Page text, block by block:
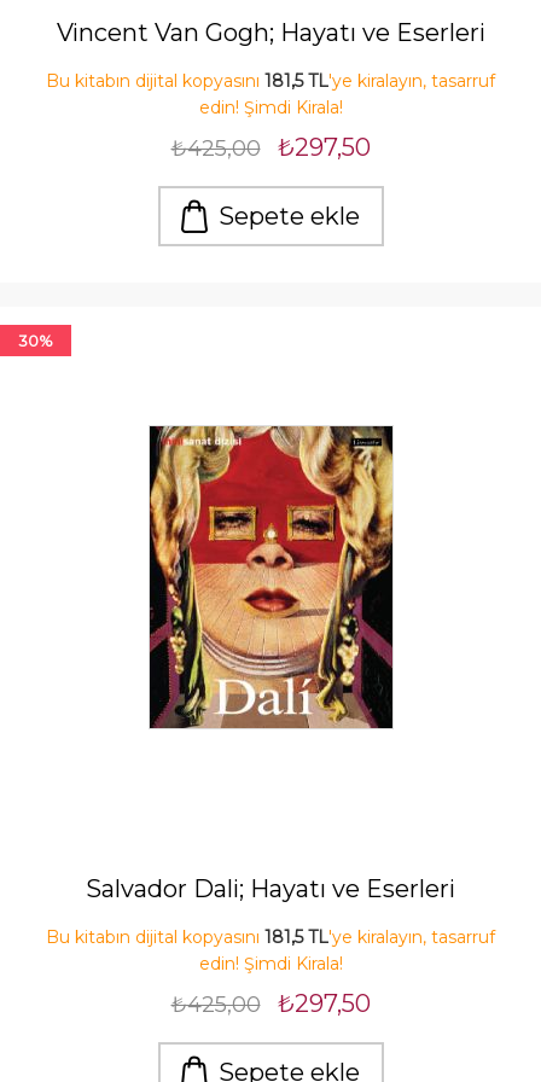
Vincent Van Gogh; Hayatı ve Eserleri
Bu kitabın dijital kopyasını 181,5 TL'ye kiralayın, tasarruf
edin! Şimdi Kirala!
₺425,00 ₺297,50
Sepete ekle
30%
Salvador Dali; Hayatı ve Eserleri
Bu kitabın dijital kopyasını 181,5 TL'ye kiralayın, tasarruf
edin! Şimdi Kirala!
₺425,00 ₺297,50
Sepete ekle